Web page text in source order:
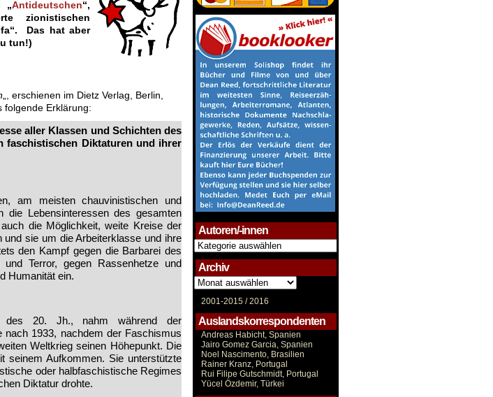
„Antideutschen“,
zionistischen
Das hat aber
tun!)
„, erschienen im Dietz Verlag, Berlin,
folgende Erklärung:
aller Klassen und Schichten des
faschisti­schen Diktaturen und ihrer
am meisten chauvinistischen und
die Lebensinteressen des gesamten
die Möglichkeit, weite Kreise der
sie um die Arbeiterklasse und ihre
den Kampf gegen die Barbarei des
und Terror, gegen Rassenhetze und
Huma­nität ein.
des 20. Jh., nahm während der
nach 1933, nachdem der Faschismus
Weltkrieg sei­nen Höhepunkt. Die
seinem Auf­kommen. Sie unterstützte
oder halbfaschistische Regimes
Dik­tatur drohte.
Autoren/-innen
Autoren/-
innen
Archiv
Archiv
2001-2015 /2016
Auslandskorrespondenten
Andreas Habicht, Spanien
Jairo Gomez Garcia, Spanien
Noel Nascimento, Brasilien
Rainer Kranz, Portugal
Rui Filipe Gutschmidt, Portugal
Yücel Özdemir, Türkei